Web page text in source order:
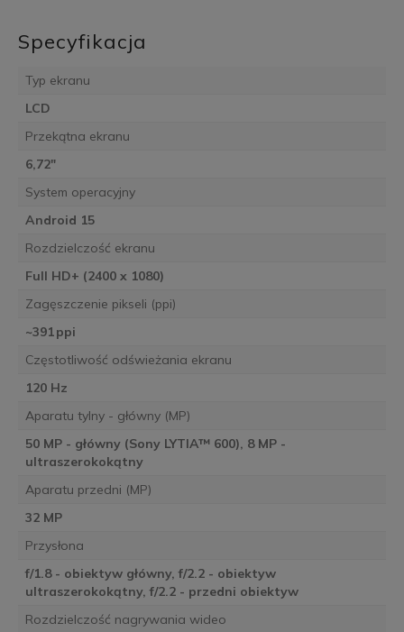
Specyfikacja
Typ ekranu
LCD
Przekątna ekranu
6,72"
System operacyjny
Android 15
Rozdzielczość ekranu
Full HD+ (2400 x 1080)
Zagęszczenie pikseli (ppi)
~391 ppi
Częstotliwość odświeżania ekranu
120 Hz
Aparatu tylny - główny (MP)
50 MP - główny (Sony LYTIA™ 600), 8 MP -
ultraszerokokątny
Aparatu przedni (MP)
32 MP
Przysłona
f/1.8 - obiektyw główny, f/2.2 - obiektyw
ultraszerokokątny, f/2.2 - przedni obiektyw
Rozdzielczość nagrywania wideo